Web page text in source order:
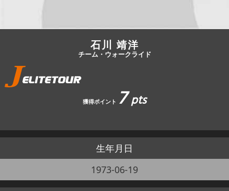
石川 靖洋
チーム・ウォークライド
獲得ポイント 7pts
生年月日
1973-06-19